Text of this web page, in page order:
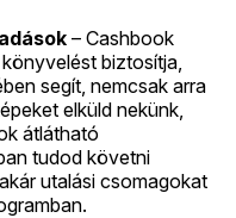
– Cashbook
biztosítja,
segít, nemcsak arra
elküld nekünk,
átlátható
tudod követni
utalási csomagokat